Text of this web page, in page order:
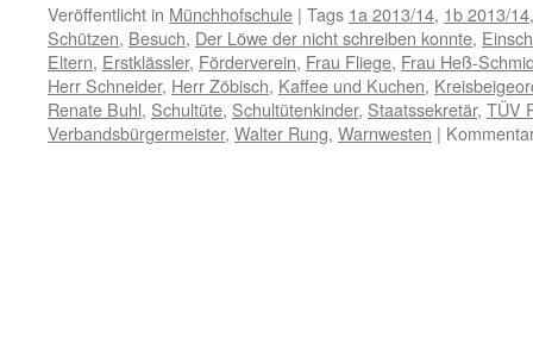
Veröffentlicht in Münchhofschule | Tags 1a 2013/14, 1b 2013/14
Schützen, Besuch, Der Löwe der nicht schreiben konnte,
Eltern, Erstklässler, Förderverein, Frau Fliege, Frau Heß-
Herr Schneider, Herr Zöbisch, Kaffee und Kuchen,
Renate Buhl, Schultüte, Schultütenkinder, Staatssekretär, TÜV
Verbandsbürgermeister, Walter Rung, Warnwesten |